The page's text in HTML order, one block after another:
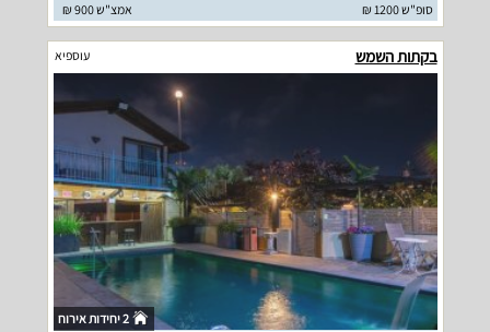
סופ"ש 1200 ₪
אמצ"ש 900 ₪
בקתות השמש עוספיא
2 יחידות אירוח